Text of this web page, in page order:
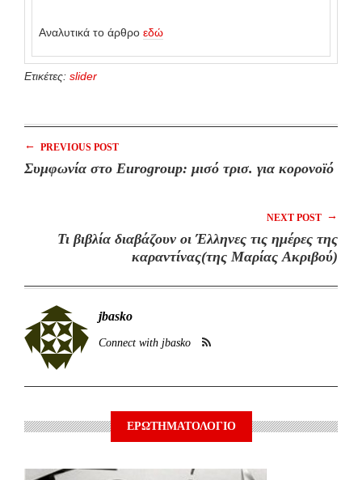
Αναλυτικά το άρθρο εδώ
Ετικέτες: slider
← PREVIOUS POST
Συμφωνία στο Eurogroup: μισό τρισ. για κορονοϊό
NEXT POST →
Τι βιβλία διαβάζουν οι Έλληνες τις ημέρες της
καραντίνας(της Μαρίας Ακριβού)
jbasko
Connect with jbasko
ΕΡΩΤΗΜΑΤΟΛΟΓΙΟ